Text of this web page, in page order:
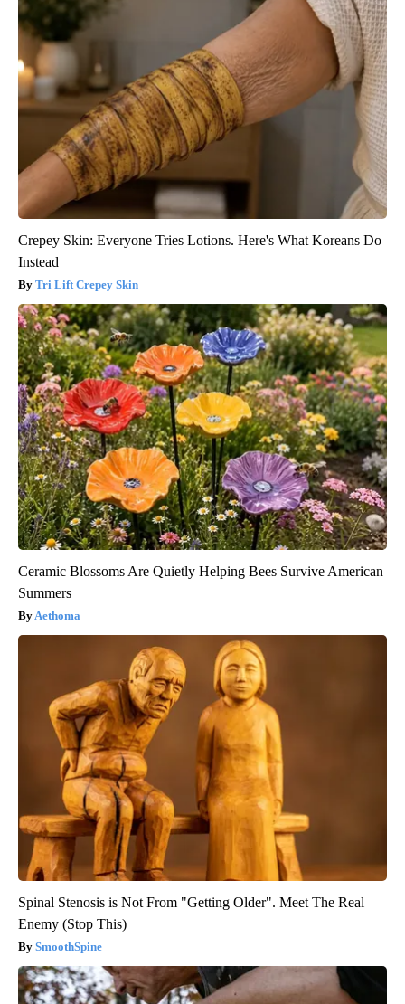
Crepey Skin: Everyone Tries Lotions. Here's What Koreans Do
Instead
Tri Lift Crepey Skin
Ceramic Blossoms Are Quietly Helping Bees Survive American
Summers
Aethoma
Spinal Stenosis is Not From "Getting Older". Meet The Real
Enemy (Stop This)
SmoothSpine